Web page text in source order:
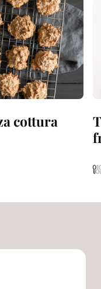
cottura